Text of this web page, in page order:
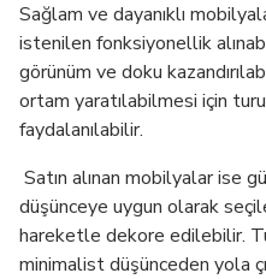
Sağlam ve dayanıklı
istenilen fonksiyonellik
görünüm ve doku
ortam yaratılabilmesi için
faydalanılabilir.
Satın alınan mobilyalar ise
düşünceye uygun olarak
hareketle dekore edilebilir.
minimalist düşünceden yola